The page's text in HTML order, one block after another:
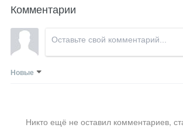
Комментарии
Новые
Никто ещё не оставил комментариев,